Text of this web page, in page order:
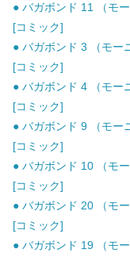
● バガボンド 11 （モ
[コミック]
● バガボンド 3 （モー
[コミック]
● バガボンド 4 （モー
[コミック]
● バガボンド 9 （モー
[コミック]
● バガボンド 10 （モ
[コミック]
● バガボンド 20 （モ
[コミック]
● バガボンド 19 （モ